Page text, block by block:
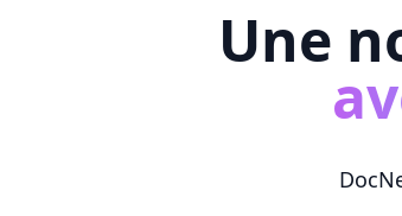
Une